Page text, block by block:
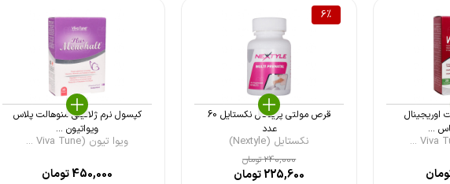
اوریجینال
...
6%
قرص مولتی پریناتال نکستایل 60
عدد
نکستایل (Nextyle)
240,000تومان
225,600تومان
کپسول نرم ژلاتینی منوهالت پلاس
ویواتیون ...
ویوا تیون (Viva Tune ...
450,000تومان